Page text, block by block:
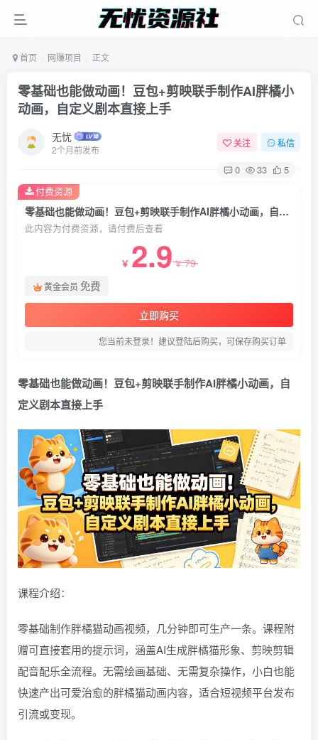
首页 网赚项目 正文
零基础也能做动画！豆包+剪映联手制作AI胖橘小
动画，自定义剧本直接上手
无忧
2个月前发布
关注 私信
0 33 5
零基础也能做动画！豆包+剪映联手制作AI胖橘小动画，自定义剧本直接上手
此内容为付费资源，请付费后查看
￥ 2.9￥79
黄金会员 免费
立即购买
您当前未登录！建议登陆后购买，可保存购买订单
付费资源
零基础也能做动画！豆包+剪映联手制作AI胖橘小动画，自
定义剧本直接上手
课程介绍：
零基础制作胖橘猫动画视频，几分钟即可生产一条。课程附
赠可直接套用的提示词，涵盖AI生成胖橘猫形象、剪映剪辑
配音配乐全流程。无需绘画基础、无需复杂操作，小白也能
快速产出可爱治愈的胖橘猫动画内容，适合短视频平台发布
引流或变现。